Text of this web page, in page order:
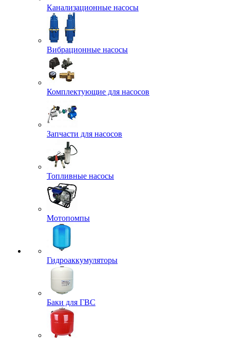
Канализационные насосы
Вибрационные насосы
Комплектующие для насосов
Запчасти для насосов
Топливные насосы
Мотопомпы
Гидроаккумуляторы
Баки для ГВС